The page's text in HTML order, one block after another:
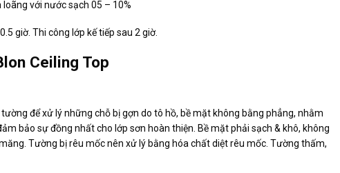
với nước sạch 05 – 10%
giờ. Thi công lớp kế tiếp sau 2 giờ.
Ceiling Top
để xử lý những chỗ bị gợn do tô hồ, bề mặt không bằng phẳng, nhằm
bảo sự đồng nhất cho lớp sơn hoàn thiện. Bề mặt phải sạch & khô, không
Tường bị rêu mốc nên xử lý bằng hóa chất diệt rêu mốc. Tường thấm,